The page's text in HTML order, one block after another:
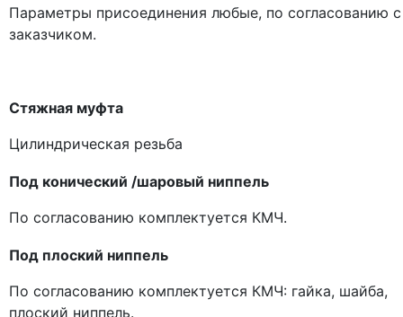
Параметры присоединения любые, по согласованию с
заказчиком.
Стяжная муфта
Цилиндрическая резьба
Под конический /шаровый ниппель
По согласованию комплектуется КМЧ.
Под плоский ниппель
По согласованию комплектуется КМЧ: гайка, шайба,
плоский ниппель.